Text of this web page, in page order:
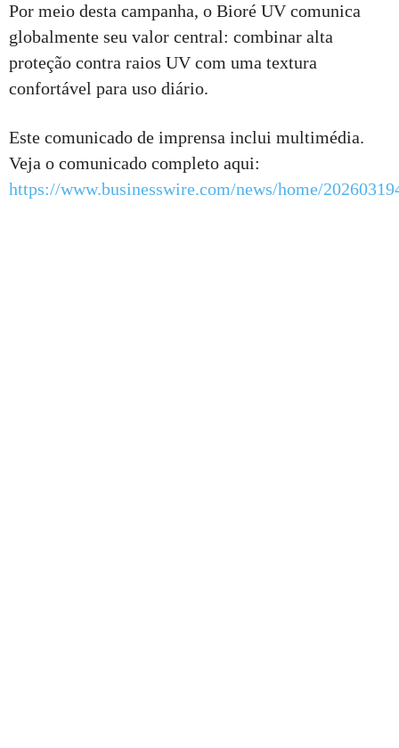
Por meio desta campanha, o Bioré UV comunica
globalmente seu valor central: combinar alta
proteção contra raios UV com uma textura
confortável para uso diário.
Este comunicado de imprensa inclui multimédia.
Veja o comunicado completo aqui:
https://www.businesswire.com/news/home/